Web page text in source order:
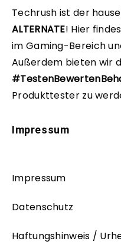
Techrush ist der
ALTERNATE! Hier
im Gaming-Bereich
Außerdem bieten wir
Produkttester zu
Impressum
Impressum
Datenschutz
Haftungshinweis /